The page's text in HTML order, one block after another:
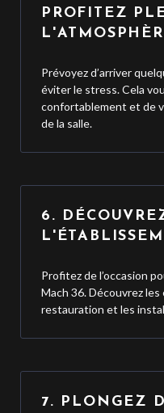
PROFITEZ
Prévoyez d’arriver
éviter le stress. Cela
confortablement et de
de la salle.
6.
Profitez de l’occasion
Mach 36. Découvrez
restauration et les
7. PLONGEZ